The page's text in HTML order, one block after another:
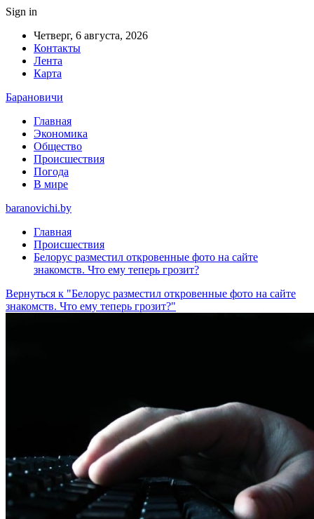
Sign in
Четверг, 6 августа, 2026
Контакты
Лента
Карта
Барановичи
Главная
Экономика
Общество
Происшествия
Погода
В мире
baranovichi.by
Главная
Происшествия
Белорус разместил откровенные фото на сайте
знакомств. Что ему теперь грозит?
Вернуться к "Белорус разместил откровенные фото на сайте
знакомств. Что ему теперь грозит?"